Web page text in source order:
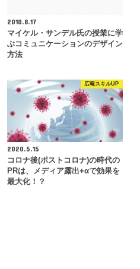
2010.8.17
マイケル・サンデル氏の授業に学
ぶコミュニケーションのデザイン
方法
広報スキルUP
2020.5.15
コロナ後(ポストコロナ)の時代の
PRは、メディア露出+αで効果を
最大化！？